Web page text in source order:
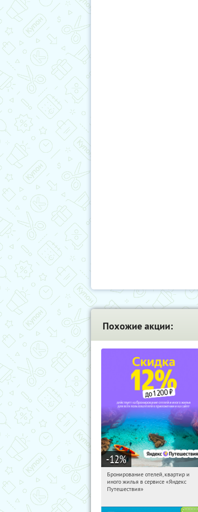
Похожие акции:
-12%
12:27:04
Получи первым!
Россия
Бронирование отелей, квартир и
иного жилья в сервисе «Яндекс
Путешествия»